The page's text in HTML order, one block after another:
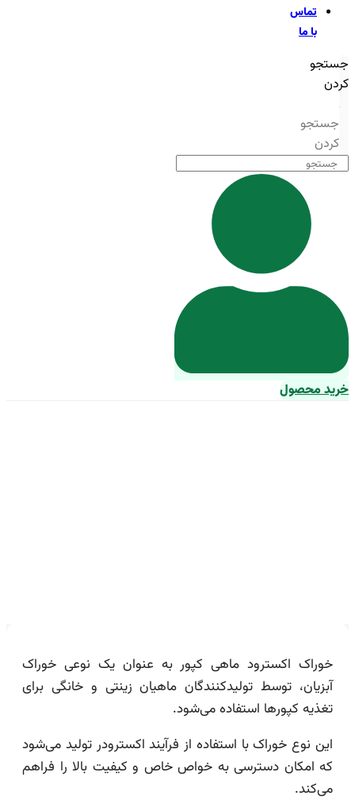
تماس
با ما
جستجو
کردن
جستجو
کردن
خرید محصول
خوراک اکسترود ماهی کپور به عنوان یک نوعی خوراک
آبزیان، توسط تولیدکنندگان ماهیان زینتی و خانگی برای
تغذیه کپورها استفاده می‌شود.
این نوع خوراک با استفاده از فرآیند اکسترودر تولید می‌شود
که امکان دسترسی به خواص خاص و کیفیت بالا را فراهم
می‌کند.